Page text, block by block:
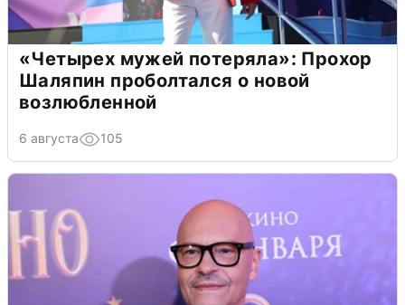
«Четырех мужей потеряла»: Прохор
Шаляпин проболтался о новой
возлюбленной
6 августа 105